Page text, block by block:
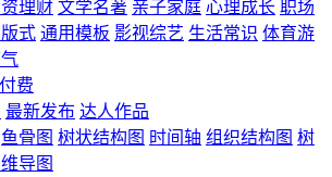
理财 文学名著 亲子家庭 心理成长 职场
式 通用模板 影视综艺 生活常识 体育游
付费
最新发布 达人作品
鱼骨图 树状结构图 时间轴 组织结构图 树
导图